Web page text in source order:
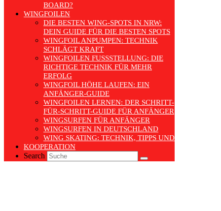
BOARD?
WINGFOILEN
DIE BESTEN WING-SPOTS IN NRW:
DEIN GUIDE FÜR DIE BESTEN SPOTS
WINGFOIL ANPUMPEN: TECHNIK
SCHLÄGT KRAFT
WINGFOILEN FUSSSTELLUNG: DIE R
ICHTIGE TECHNIK FÜR MEHR E
RFOLG
WINGFOIL HÖHE LAUFEN: EIN
ANFÄNGER-GUIDE
WINGFOILEN LERNEN: DER SCHRITT-
FÜR-SCHRITT-GUIDE FÜR ANFÄNGER
WINGSURFEN FÜR ANFÄNGER
WINGSURFEN IN DEUTSCHLAND
WING SKATING: TECHNIK, TIPPS UND TRENDS
KOOPERATION
Search